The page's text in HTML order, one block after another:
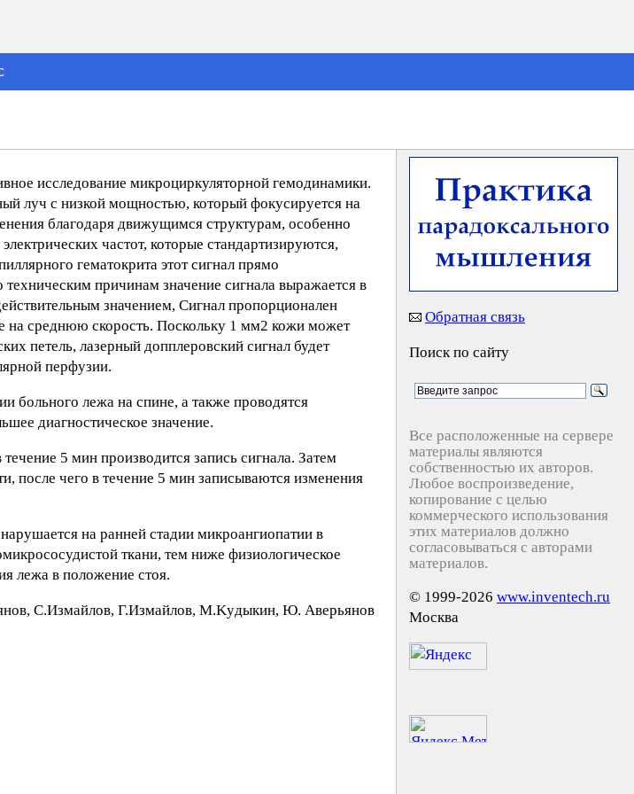
исследование микроциркуляторной гемодинамики.
луч с низкой мощностью, который фокусируется на
благодаря движущимся структурам, особенно
частот, которые стандартизируются,
гематокрита этот сигнал прямо
причинам значение сигнала выражается в
значением, Сигнал пропорционален
на среднюю скорость. Поскольку 1 мм2 кожи может
петель, лазерный допплеровский сигнал будет
перфузии.
больного лежа на спине, а также проводятся
диагностическое значение.
5 мин производится запись сигнала. Затем
после чего в течение 5 мин записываются изменения
на ранней стадии микроангиопатии в
ткани, тем ниже физиологическое
лежа в положение стоя.
C.Измaйлoв, Г.Измaйлoв, M.Kyдыкин, Ю. Aвepьянoв
Обратная связь
Поиск по сайту
Все расположенные на сервере
материалы являются
собственностью их авторов.
Любое воспроизведение,
копирование с целью
коммерческого использования
этих материалов должно
согласовываться с авторами
материалов.
© 1999-2026 www.inventech.ru
Москва